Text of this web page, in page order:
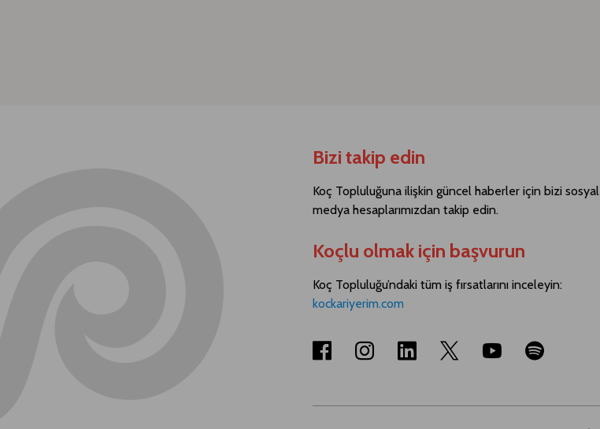
Bizi takip edin
Koç Topluluğuna ilişkin güncel haberler için bizi sosyal
medya hesaplarımızdan takip edin.
Koçlu olmak için başvurun
Koç Topluluğu’ndaki tüm iş fırsatlarını inceleyin:
kockariyerim.com